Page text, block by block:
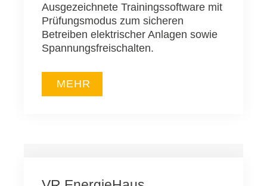
Ausgezeichnete Trainingssoftware mit
Prüfungsmodus zum sicheren
Betreiben elektrischer Anlagen sowie
Spannungsfreischalten.
MEHR